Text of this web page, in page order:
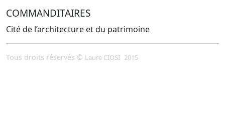
COMMANDITAIRES
Cité de l’architecture et du patrimoine
Tous droits réservés © Laure CIOSI 2015